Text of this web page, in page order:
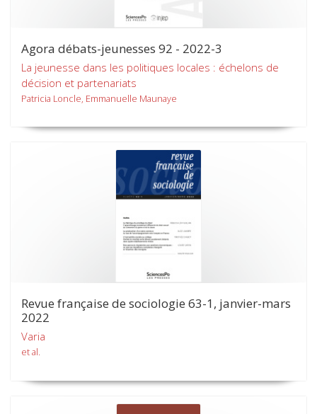
Agora débats-jeunesses 92 - 2022-3
La jeunesse dans les politiques locales : échelons de
décision et partenariats
Patricia Loncle, Emmanuelle Maunaye
Revue française de sociologie 63-1, janvier-mars
2022
Varia
et al.